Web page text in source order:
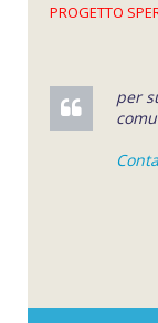
PROGETTO
per